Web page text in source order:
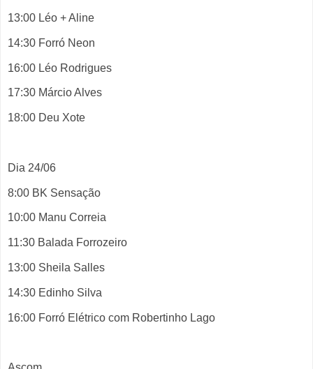
13:00 Léo + Aline
14:30 Forró Neon
16:00 Léo Rodrigues
17:30 Márcio Alves
18:00 Deu Xote
Dia 24/06
8:00 BK Sensação
10:00 Manu Correia
11:30 Balada Forrozeiro
13:00 Sheila Salles
14:30 Edinho Silva
16:00 Forró Elétrico com Robertinho Lago